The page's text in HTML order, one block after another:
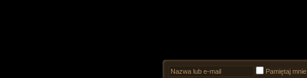
Pamiętaj mnie